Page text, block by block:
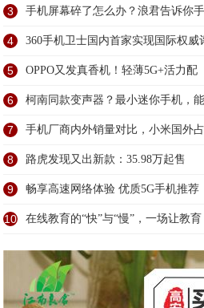
3 手机屏幕碎了怎么办？浪君告诉你
4 360手机卫士国内首家实现国际权威
5 OPPO又发真香机！轻薄5G+活力配
6 柯南同款变声器？最小迷你手机，
7 手机厂商内外销量对比，小米国外
8 路虎发现又出新款：35.98万起售
9 畅享高速网络体验 优质5G手机推荐
10 在线教育的“快”与“慢”，一场让教育